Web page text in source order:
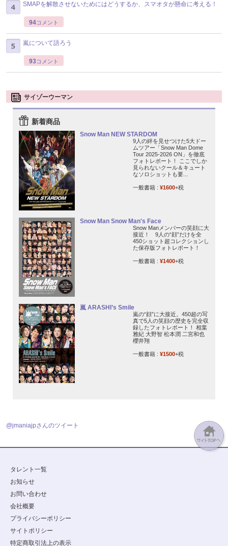
SMAPを解散させないためにはどうするか、スマオタが懸命に考える！
94コメント
嵐について語ろう
93コメント
サイゾーウーマン
新着商品
Snow Man NEW STARDOM
9人の絆を見せつけた5大ドー
ムツアー「Snow Man Dome
Tour 2025-2026 ON」を徹底
フォトレポート！ ここでしか
見られないクール＆キュート
なソロショットも要...
一般書籍 : ¥1600+税
Snow Man Snow Man's Face
Snow Manメンバーの笑顔に大
接近！ 9人の“顔”だけを全
450ショット超コレクションし
た保存版フォトレポート！
一般書籍 : ¥1400+税
嵐 ARASHI’s Smile
嵐の“顔”に大接近。450超の写
真で5人の笑顔の歴史を完全収
録したフォトレポート！ 相葉
雅紀 大野智 松本潤 二宮和也
櫻井翔
一般書籍 : ¥1500+税
@jmaniajpさんのツイート
タレント一覧
お知らせ
お問い合わせ
会社概要
プライバシーポリシー
サイトポリシー
特定商取引法上の表示